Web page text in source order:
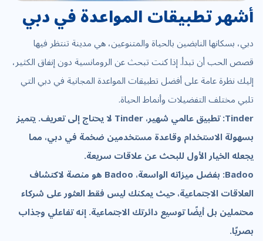
أشهر تطبيقات المواعدة في دبي
دبي، بسكانها النابضين بالحياة والمتنوعين، هي مدينة تنتظر فيها
قصص الحب أن تبدأ. إذا كنت تبحث عن الرومانسية دون إنفاق الكثير،
إليك نظرة عامة على أفضل تطبيقات المواعدة المجانية في دبي التي
تلبي مختلف التفضيلات وأنماط الحياة.
Tinder: تطبيق عالمي شهير، Tinder لا يحتاج إلى تعريف. يتميز
بسهولة الاستخدام وقاعدة مستخدمين ضخمة في دبي، مما
يجعله الخيار الأول للبحث عن علاقات سريعة.
Badoo: بفضل ميزاته الواسعة، Badoo هو منصة لاكتشاف
العلاقات الاجتماعية، حيث يمكنك ليس فقط العثور على شركاء
محتملين بل أيضًا توسيع دائرتك الاجتماعية. إنه تفاعلي وجذاب
بصريًا.